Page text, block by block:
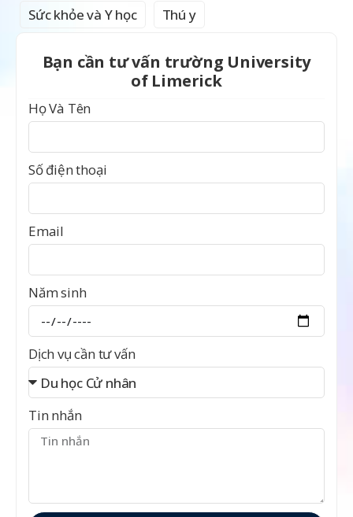
Sức khỏe và Y học
Thú y
Bạn cần tư vấn trường University
of Limerick
Họ Và Tên
Số điện thoại
Email
Năm sinh
Dịch vụ cần tư vấn
Tin nhắn